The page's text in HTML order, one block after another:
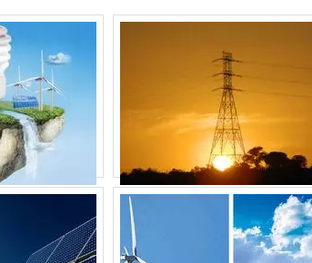
Grupo Gerador